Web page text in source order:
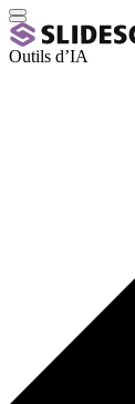
Outils d’IA